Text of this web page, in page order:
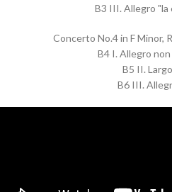
B3 III. Allegro "la
Concerto No.4 in F Minor,
B4 I. Allegro
B5 II.
B6 III.